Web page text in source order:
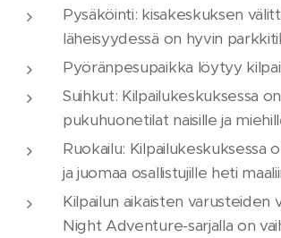
Pysäköinti: kisakeskuksen
läheisyydessä on hyvin
Pyöränpesupaikka löytyy
Suihkut: Kilpailukeskuksessa
pukuhuonetilat naisille ja
Ruokailu: Kilpailukeskuksessa
ja juomaa osallistujille heti
Kilpailun aikaisten varusteiden
Night Adventure-sarjalla on